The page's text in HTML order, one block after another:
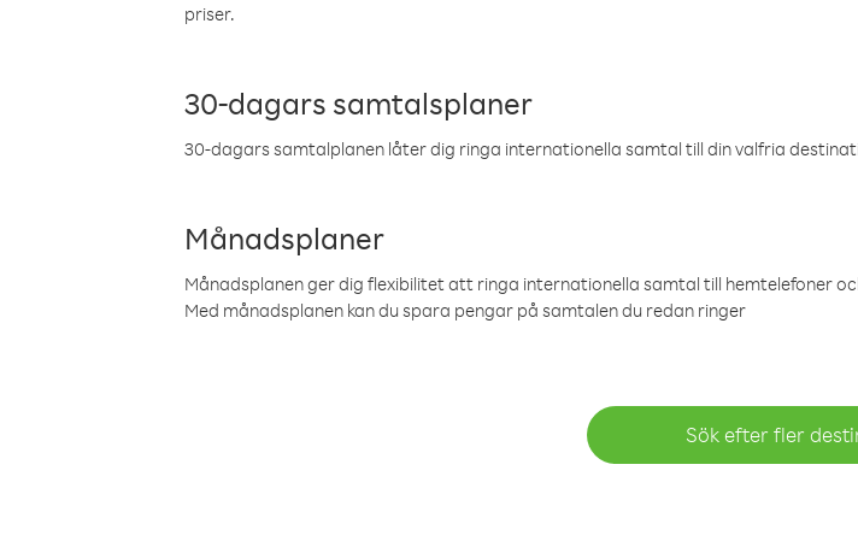
priser.
30-dagars samtalsplaner
30-dagars samtalplanen låter dig ringa internationella samtal till din valfria
Månadsplaner
Månadsplanen ger dig flexibilitet att ringa internationella samtal till hemtelefoner
Med månadsplanen kan du spara pengar på samtalen du redan ringer
Sök efter fler